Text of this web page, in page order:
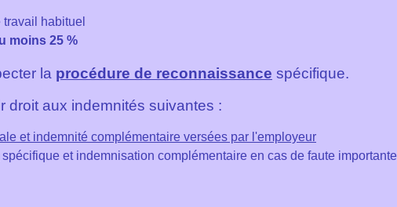
habituel
moins 25 %
la procédure de reconnaissance spécifique.
droit aux indemnités suivantes :
et indemnité complémentaire versées par l'employeur
spécifique et indemnisation complémentaire en cas de faute